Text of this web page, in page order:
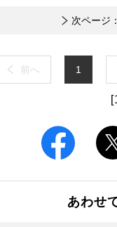
次ページ：
前へ 1
あわせ